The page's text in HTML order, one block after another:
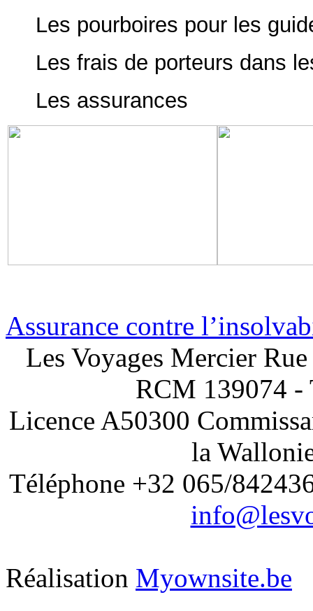
Les pourboires pour les
Les frais de porteurs dans
Les assurances
Assurance contre
Les Voyages Mercier
RCM 139074 -
Licence A50300
la
Téléphone +32 065/
Réalisation Myownsite.be